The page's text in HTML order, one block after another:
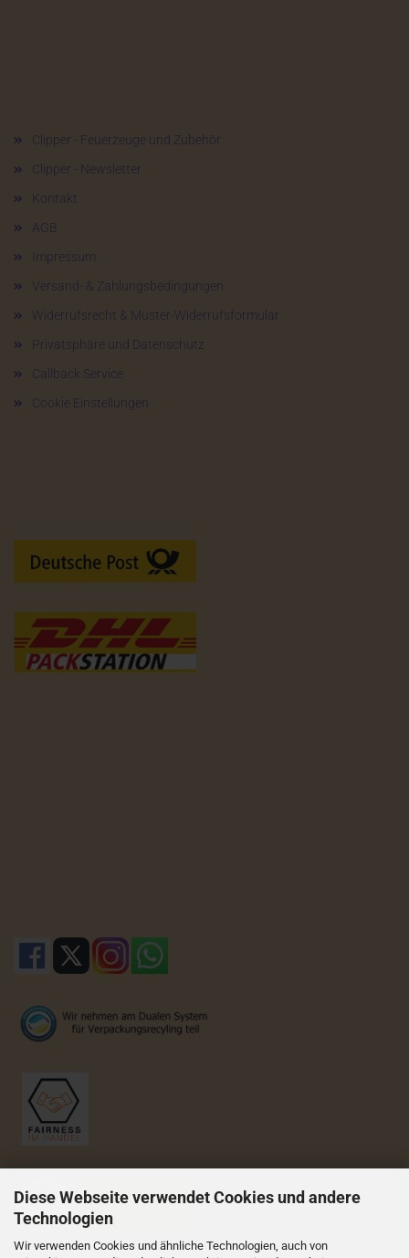
Diese Webseite verwendet Cookies und andere
Technologien
Wir verwenden Cookies und ähnliche Technologien, auch von
Clipper - Feuerzeuge und Zubehör
Clipper - Newsletter
Kontakt
AGB
Impressum
Versand- & Zahlungsbedingungen
Widerrufsrecht & Muster-Widerrufsformular
Privatsphäre und Datenschutz
Callback Service
Cookie Einstellungen